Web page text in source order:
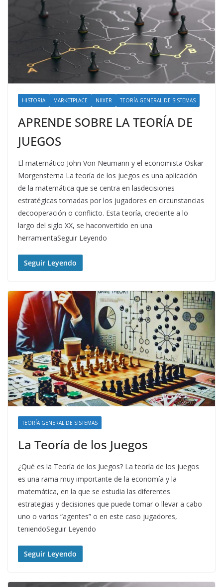
HISTORIA MARKETPLACE NIIXER TEORÍA GENERAL DE SISTEMAS
APRENDE SOBRE LA TEORÍA DE
JUEGOS
El matemático John Von Neumann y el economista Oskar
Morgensterna La teoría de los juegos es una aplicación
de la matemática que se centra en lasdecisiones
estratégicas tomadas por los jugadores en circunstancias
decooperación o conflicto. Esta teoría, creciente a lo
largo del siglo XX, se haconvertido en una
herramientaSeguir Leyendo
Seguir Leyendo
TEORÍA GENERAL DE SISTEMAS
La Teoría de los Juegos
¿Qué es la Teoría de los Juegos? La teoría de los juegos
es una rama muy importante de la economía y la
matemática, en la que se estudia las diferentes
estrategias y decisiones que puede tomar o llevar a cabo
uno o varios “agentes” o en este caso jugadores,
teniendoSeguir Leyendo
Seguir Leyendo